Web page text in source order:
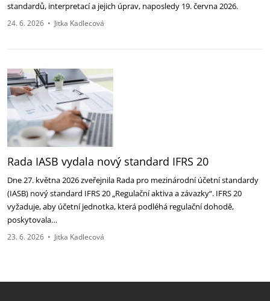
standardů, interpretací a jejich úprav, naposledy 19. června 2026.
24. 6. 2026 • Jitka Kadlecová
Rada IASB vydala nový standard IFRS 20
Dne 27. května 2026 zveřejnila Rada pro mezinárodní účetní standardy
(IASB) nový standard IFRS 20 „Regulační aktiva a závazky“. IFRS 20
vyžaduje, aby účetní jednotka, která podléhá regulační dohodě,
poskytovala…
23. 6. 2026 • Jitka Kadlecová